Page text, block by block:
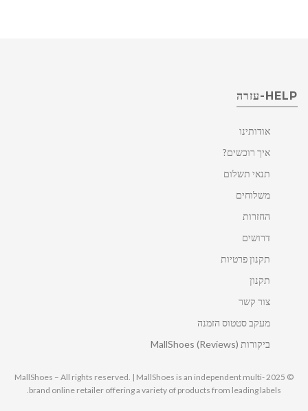
HELP-עזרה
אודותינו
איך רוכשים?
תנאי תשלום
משלוחים
החזרות
דרושים
תקנון פרטיות
תקנון
צור קשר
מעקב סטטוס הזמנה
ביקורות MallShoes (Reviews)
© 2025 MallShoes – All rights reserved. | MallShoes is an independent multi-
brand online retailer offering a variety of products from leading labels.